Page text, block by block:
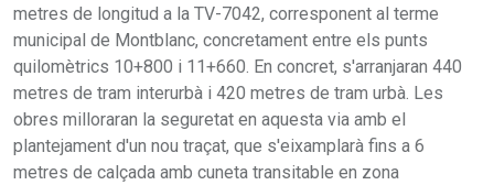
metres de longitud a la TV-7042, corresponent al terme
municipal de Montblanc, concretament entre els punts
quilomètrics 10+800 i 11+660. En concret, s'arranjaran 440
metres de tram interurbà i 420 metres de tram urbà. Les
obres milloraran la seguretat en aquesta via amb el
plantejament d'un nou traçat, que s'eixamplarà fins a 6
metres de calçada amb cuneta transitable en zona